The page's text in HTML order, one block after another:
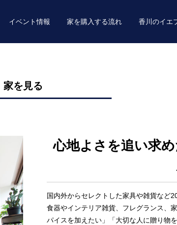
イベント情報 家を購入する流れ 香川のイエ
家を見る
心地よさを追い求
国内外からセレクトした家具や雑貨など
食器やインテリア雑貨、フレグランス、
パイスを加えたい」「大切な人に贈り物